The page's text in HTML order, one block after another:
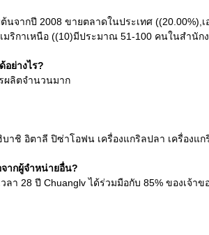
นจากปี 2008 ขายตลาดในประเทศ ((20.00%),
มริกาเหนือ ((10)มีประมาณ 51-100 คนในสํานัก
อย่างไร?
ผลิตจํานวนมาก
าชิ อิตาลี ปิซ่าโอฟน เครื่องแกริลปลา เครื่องแก
ากผู้จําหน่ายอื่น?
า 28 ปี Chuanglv ได้ร่วมมือกับ 85% ของเจ้า